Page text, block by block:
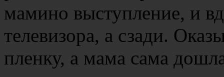
мамино выступление, и
телевизора, а сзади.
пленку, а мама сама